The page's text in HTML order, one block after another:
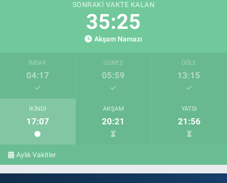
SONRAKI VAKTE KALAN
35:24
Akşam Namazı
İMSAK
04:17
GÜNEŞ
05:59
ÖĞLE
13:15
İKINDI
17:07
AKŞAM
20:21
YATSI
21:56
Aylık Vakitler